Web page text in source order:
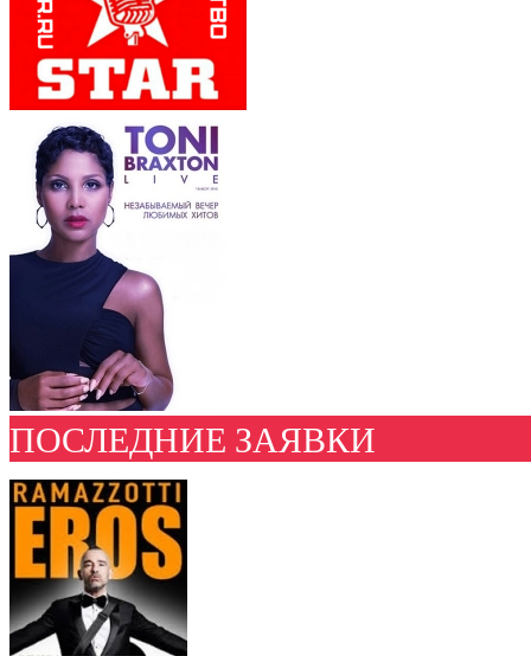
ПОСЛЕДНИЕ ЗАЯВКИ